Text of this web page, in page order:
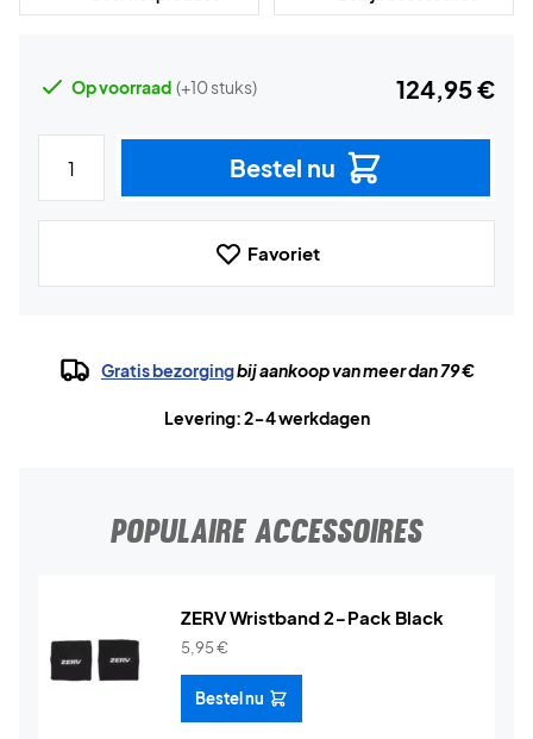
Op voorraad (+10 stuks) 124,95 €
Bestel nu
Favoriet
Gratis bezorgingbij aankoop van meer dan 79 €
Levering: 2-4 werkdagen
POPULAIRE ACCESSOIRES
ZERV Wristband 2-Pack Black
5,95€
Bestel nu